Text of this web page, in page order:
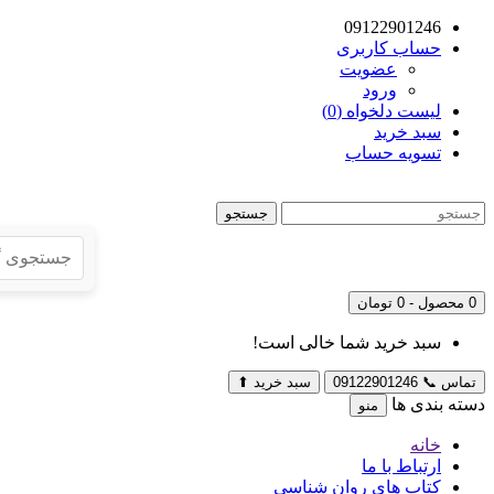
09122901246
حساب کاربری
عضویت
ورود
لیست دلخواه (0)
سبد خرید
تسویه حساب
جستجو
0 محصول - 0 تومان
سبد خرید شما خالی است!
تماس 📞
09122901246 سبد خرید ⬆
دسته بندی ها منو
خانه
ارتباط با ما
کتاب های روان شناسی